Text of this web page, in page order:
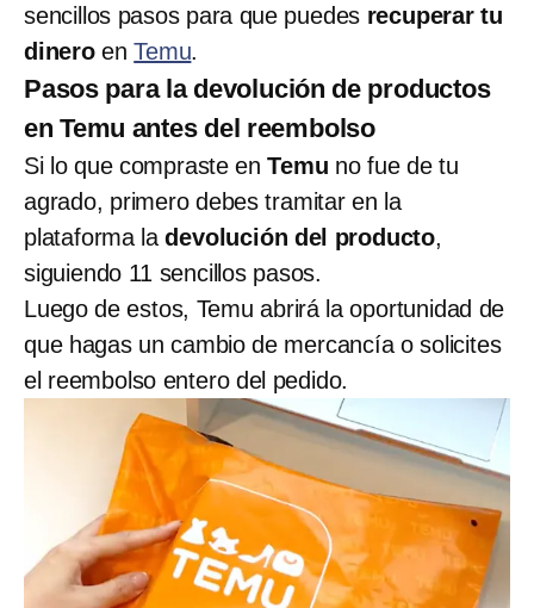
sencillos pasos para que puedes recuperar tu
dineroenTemu.
Pasos para la devolución de productos
en Temu antes del reembolso
Si lo que compraste enTemu no fue de tu
agrado, primero debes tramitar en la
plataforma ladevolución del producto,
siguiendo 11 sencillos pasos.
Luego de estos, Temu abrirá la oportunidad de
que hagas un cambio de mercancía o solicites
el reembolso entero del pedido.